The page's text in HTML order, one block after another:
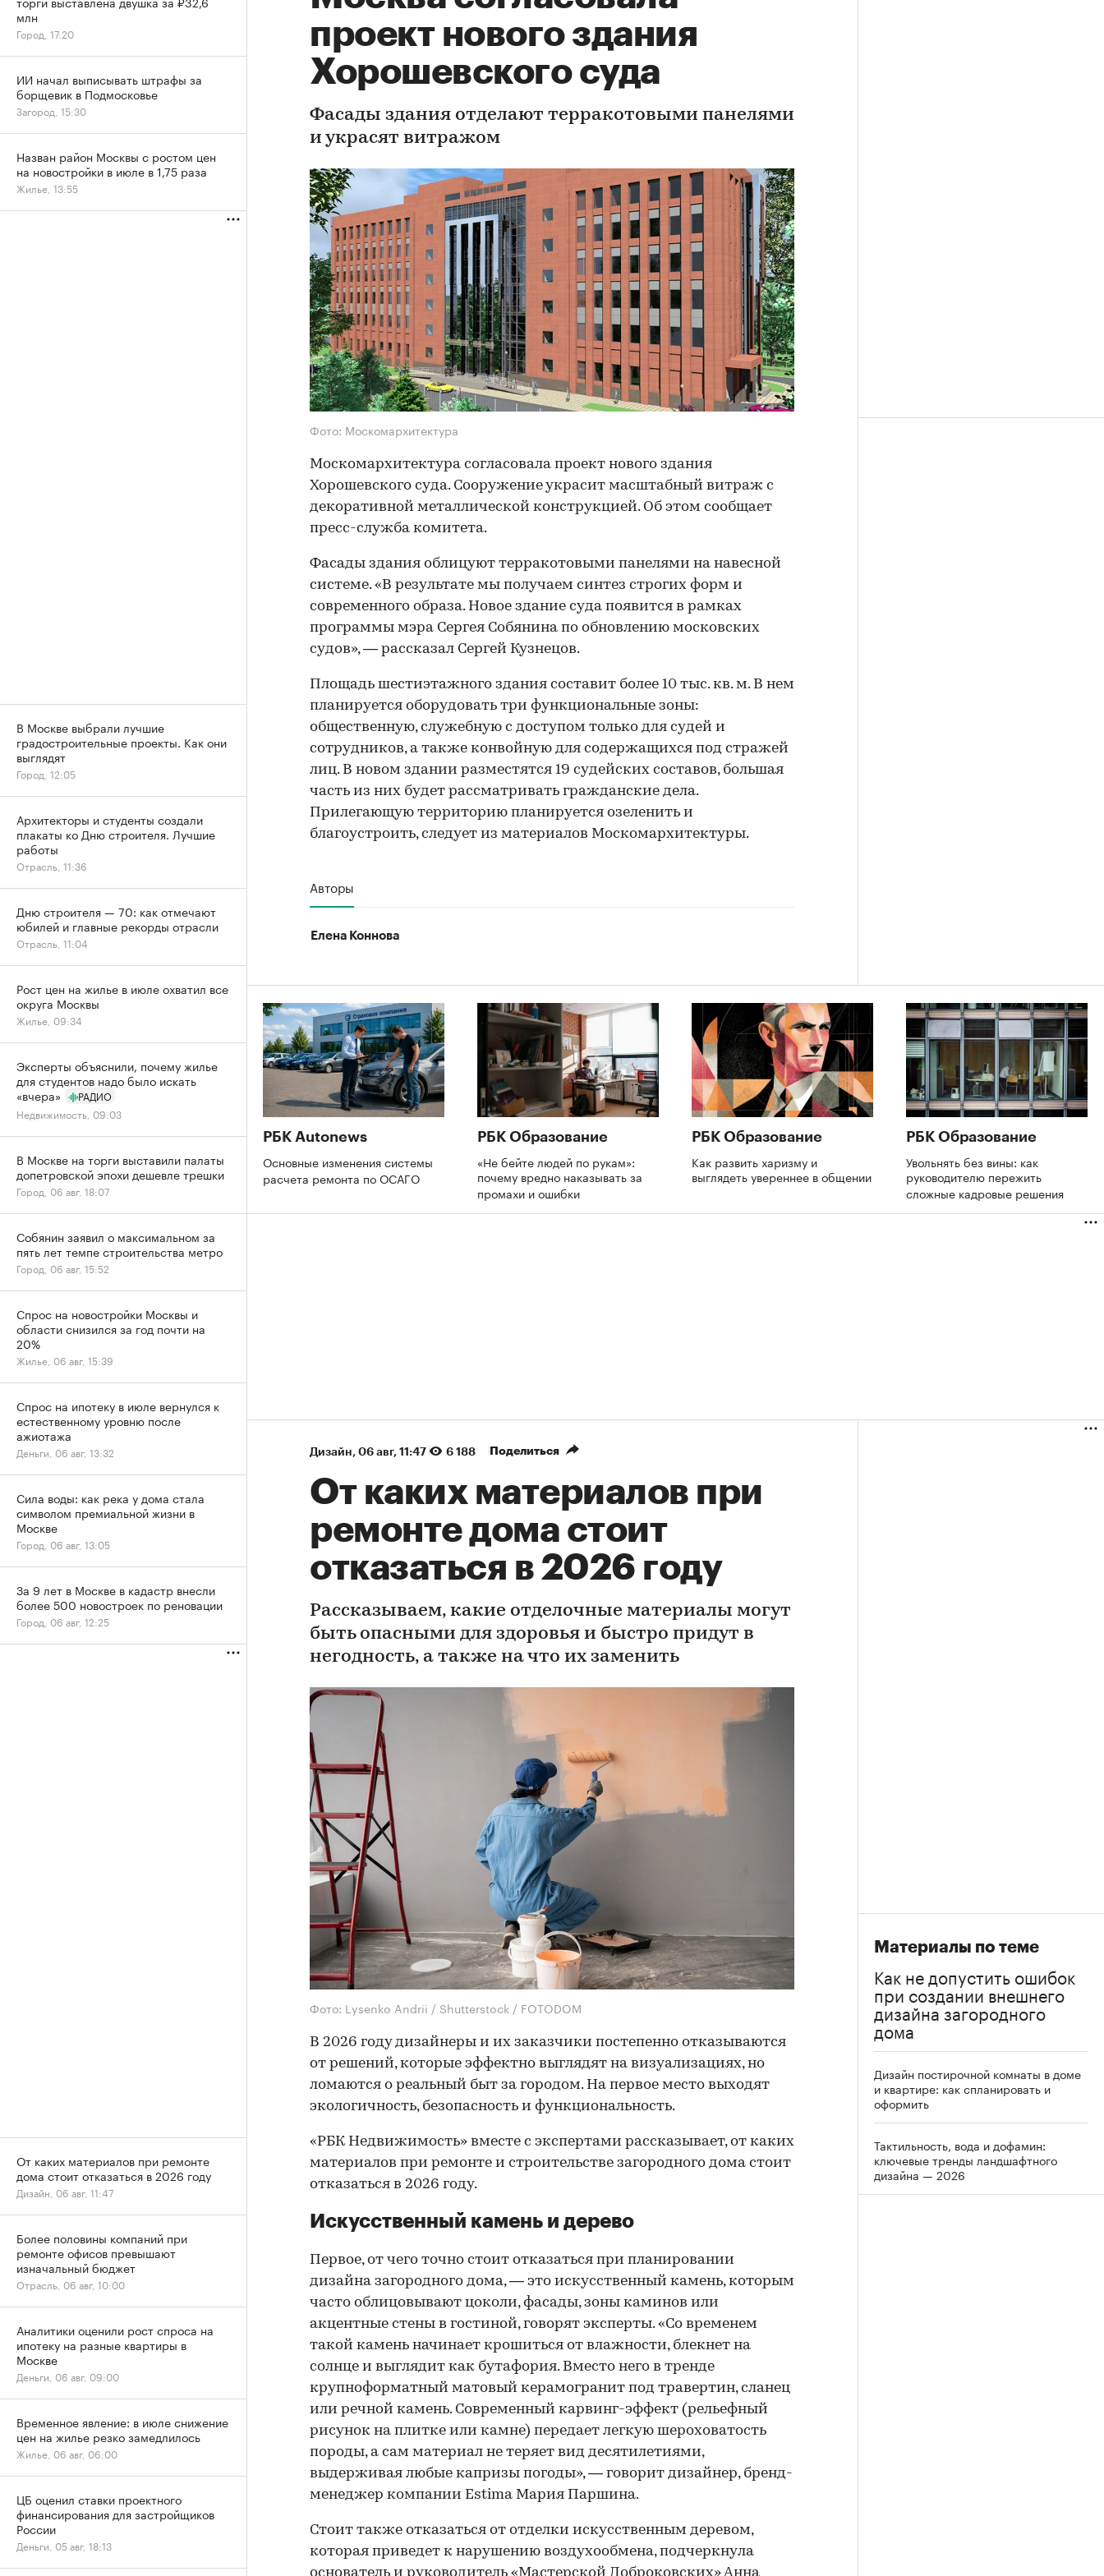
проект нового здания
Хорошевского суда
Фасады здания отделают терракотовыми панелями
и украсят витражом
Фото: Москомархитектура
Москомархитектура согласовала проект нового здания
Хорошевского суда. Сооружение украсит масштабный витраж с
декоративной металлической конструкцией. Об этом сообщает
пресс-служба комитета.
Фасады здания облицуют терракотовыми панелями на навесной
системе. «В результате мы получаем синтез строгих форм и
современного образа. Новое здание суда появится в рамках
программы мэра Сергея Собянина по обновлению московских
судов», — рассказал Сергей Кузнецов.
Площадь шестиэтажного здания составит более 10 тыс. кв. м. В нем
планируется оборудовать три функциональные зоны:
общественную, служебную с доступом только для судей и
сотрудников, а также конвойную для содержащихся под стражей
лиц. В новом здании разместятся 19 судейских составов, большая
часть из них будет рассматривать гражданские дела.
Прилегающую территорию планируется озеленить и
благоустроить, следует из материалов Москомархитектуры.
Авторы
Елена Коннова
РБК Autonews
Основные изменения системы
расчета ремонта по ОСАГО
РБК Образование
«Не бейте людей по рукам»:
почему вредно наказывать за
промахи и ошибки
РБК Образование
Как развить харизму и
выглядеть увереннее в общении
РБК Образование
Увольнять без вины: как
руководителю пережить
сложные кадровые решения
Дизайн⁠, 06 авг, 11:47 6 188 Поделиться
От каких материалов при
ремонте дома стоит
отказаться в 2026 году
Рассказываем, какие отделочные материалы могут
быть опасными для здоровья и быстро придут в
негодность, а также на что их заменить
Фото: Lysenko Andrii / Shutterstock / FOTODOM
В 2026 году дизайнеры и их заказчики постепенно отказываются
от решений, которые эффектно выглядят на визуализациях, но
ломаются о реальный быт за городом. На первое место выходят
экологичность, безопасность и функциональность.
«РБК Недвижимость» вместе с экспертами рассказывает, от каких
материалов при ремонте и строительстве загородного дома стоит
отказаться в 2026 году.
Искусственный камень и дерево
00:00 / 00:00
Первое, от чего точно стоит отказаться при планировании
дизайна загородного дома, — это искусственный камень, которым
часто облицовывают цоколи, фасады, зоны каминов или
акцентные стены в гостиной, говорят эксперты. «Со временем
такой камень начинает крошиться от влажности, блекнет на
солнце и выглядит как бутафория. Вместо него в тренде
крупноформатный матовый керамогранит под травертин, сланец
или речной камень. Современный карвинг-эффект (рельефный
рисунок на плитке или камне) передает легкую шероховатость
породы, а сам материал не теряет вид десятилетиями,
выдерживая любые капризы погоды», — говорит дизайнер, бренд-
менеджер компании Estima Мария Паршина.
Стоит также отказаться от отделки искусственным деревом,
которая приведет к нарушению воздухообмена, подчеркнула
Материалы по теме
Как не допустить ошибок
при создании внешнего
дизайна загородного
дома
Дизайн постирочной комнаты в доме
и квартире: как спланировать и
оформить
Тактильность, вода и дофамин:
ключевые тренды ландшафтного
дизайна — 2026
млн
Город, 17:20
ИИ начал выписывать штрафы за
борщевик в Подмосковье
Загород, 15:30
Назван район Москвы с ростом цен
на новостройки в июле в 1,75 раза
Жилье, 13:55
В Москве выбрали лучшие
градостроительные проекты. Как они
выглядят
Город, 12:05
Архитекторы и студенты создали
плакаты ко Дню строителя. Лучшие
работы
Отрасль, 11:36
Дню строителя — 70: как отмечают
юбилей и главные рекорды отрасли
Отрасль, 11:04
Рост цен на жилье в июле охватил все
округа Москвы
Жилье, 09:34
Эксперты объяснили, почему жилье
для студентов надо было искать
«вчера»
РАДИО
Недвижимость, 09:03
В Москве на торги выставили палаты
допетровской эпохи дешевле трешки
Город, 06 авг, 18:07
Собянин заявил о максимальном за
пять лет темпе строительства метро
Город, 06 авг, 15:52
Спрос на новостройки Москвы и
области снизился за год почти на
20%
Жилье, 06 авг, 15:39
Спрос на ипотеку в июле вернулся к
естественному уровню после
ажиотажа
Деньги, 06 авг, 13:32
Сила воды: как река у дома стала
символом премиальной жизни в
Москве
Город, 06 авг, 13:05
За 9 лет в Москве в кадастр внесли
более 500 новостроек по реновации
Город, 06 авг, 12:25
От каких материалов при ремонте
дома стоит отказаться в 2026 году
Дизайн, 06 авг, 11:47
Более половины компаний при
ремонте офисов превышают
изначальный бюджет
Отрасль, 06 авг, 10:00
Аналитики оценили рост спроса на
ипотеку на разные квартиры в
Москве
Деньги, 06 авг, 09:00
Временное явление: в июле снижение
цен на жилье резко замедлилось
Жилье, 06 авг, 06:00
ЦБ оценил ставки проектного
финансирования для застройщиков
России
Деньги, 05 авг, 18:13